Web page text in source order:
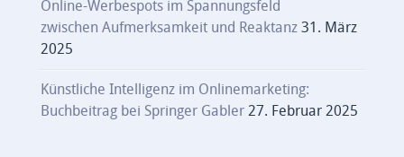
Online-Werbespots im Spannungsfeld
zwischen Aufmerksamkeit und Reaktanz 31. März
2025
Künstliche Intelligenz im Onlinemarketing:
Buchbeitrag bei Springer Gabler 27. Februar 2025